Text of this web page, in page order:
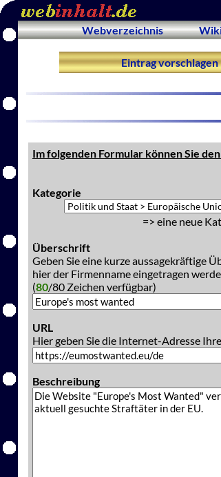
Webverzeichnis
Eintrag
Im folgenden Formular können Sie
Kategorie
=> eine neue
Überschrift
Geben Sie eine kurze aussagekräftige
hier der Firmenname eingetragen
(80/80 Zeichen verfügbar)
URL
Hier geben Sie die Internet-Adresse
Beschreibung